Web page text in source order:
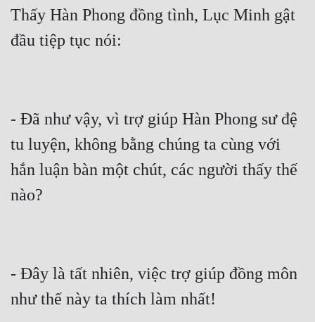
Cơ Trí
Sát Phạt Quyết Đoán
Vô Sỉ
Thấy Hàn Phong đồng tình, Lục Minh gật
đầu tiệp tục nói:
- Đã như vậy, vì trợ giúp Hàn Phong sư đệ
tu luyện, không bằng chúng ta cùng với
hắn luận bàn một chút, các người thấy thế
nào?
- Đây là tất nhiên, việc trợ giúp đồng môn
như thế này ta thích làm nhất!